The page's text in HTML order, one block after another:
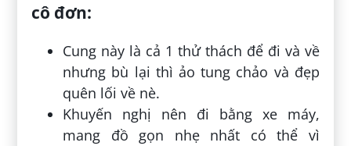
cô đơn:
Cung này là cả 1 thử thách để đi và về
nhưng bù lại thì ảo tung chảo và đẹp
quên lối về nè.
Khuyến nghị nên đi bằng xe máy,
mang đồ gọn nhẹ nhất có thể vì